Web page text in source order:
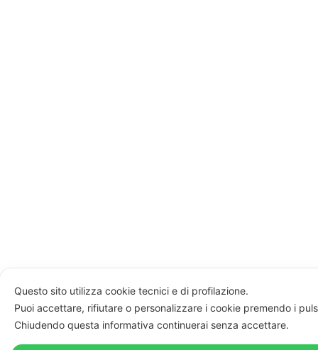
Questo sito utilizza cookie tecnici e di profilazione.
Puoi accettare, rifiutare o personalizzare i cookie premendo i
Chiudendo questa informativa continuerai senza accettare.